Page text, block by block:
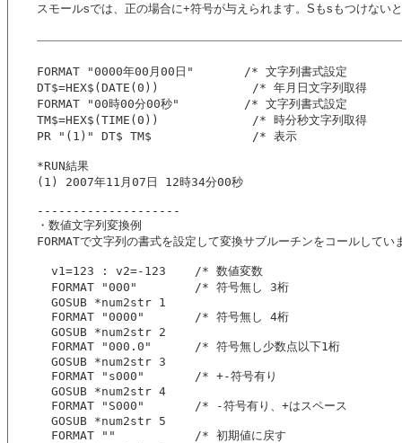
スモールsでは、正の場合に+符号が与えられます。Sもsもつけない
FORMAT "0000年00月00日"       /* 文字列書式設定
DT$=HEX$(DATE(0))             /* 年月日文字列取得
FORMAT "00時00分00秒"         /* 文字列書式設定
TM$=HEX$(TIME(0))             /* 時分秒文字列取得
PR "(1)" DT$ TM$              /* 表示
*RUN結果
(1) 2007年11月07日 12時34分00秒
--------------------
・数値文字列変換例
FORMATで文字列の書式を設定して変換サブルーチンをコールしてい
  v1=123 : v2=-123    /* 数値変数
  FORMAT "000"        /* 符号無し 3桁
  GOSUB *num2str 1
  FORMAT "0000"       /* 符号無し 4桁
  GOSUB *num2str 2
  FORMAT "000.0"      /* 符号無し少数点以下1桁
  GOSUB *num2str 3
  FORMAT "s000"       /* +-符号有り
  GOSUB *num2str 4
  FORMAT "S000"       /* -符号有り、+はスペース
  GOSUB *num2str 5
  FORMAT ""           /* 初期値に戻す